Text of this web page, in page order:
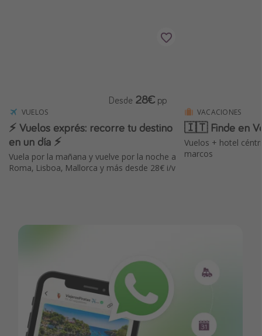
VUELOS
⚡️ Vuelos exprés: recorre tu destino
en un día ⚡️
Vuela por la mañana y vuelve por la noche a
Roma, Lisboa, Mallorca y más desde 28€ i/v
Desde 28€ pp
VACACIONES
🇮🇹 Finde en
Vuelos + hotel
marcos